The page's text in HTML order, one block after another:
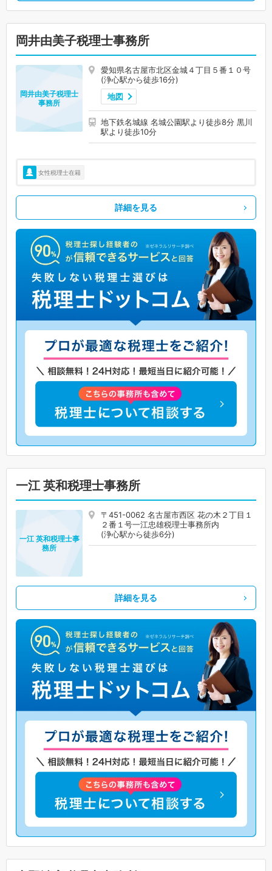
岡井由美子税理士事務所
愛知県名古屋市北区金城４丁目５番１０号
(浄心駅から徒歩16分)
地図
地下鉄名城線 名城公園駅より徒歩8分 黒川
駅より徒歩10分
岡井由美子税理士
事務所
女性税理士在籍
詳細を見る
一江 英和税理士事務所
〒451-0062 名古屋市西区 花の木２丁目１
２番１号一江忠雄税理士事務所内
(浄心駅から徒歩6分)
一江 英和税理士事
務所
詳細を見る